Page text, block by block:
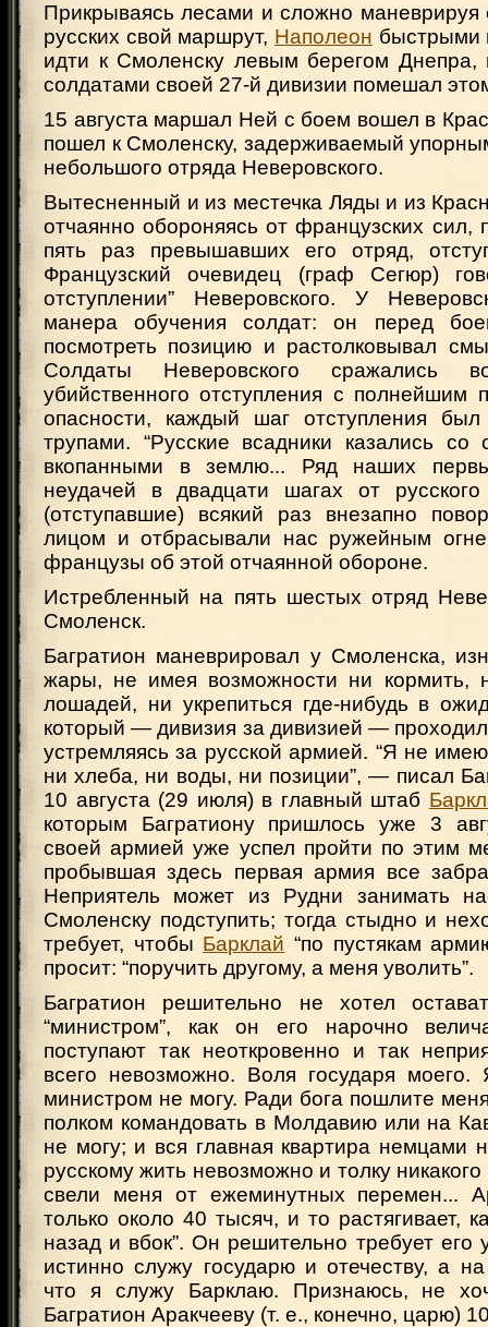
Прикрываясь лесами и сложно маневрируя
русских свой маршрут, Наполеон быстрыми
идти к Смоленску левым берегом Днепра,
солдатами своей 27-й дивизии помешал
15 августа маршал Ней с боем вошел в
пошел к Смоленску, задерживаемый
небольшого отряда Неверовского.
Вытесненный и из местечка Ляды и из
отчаянно обороняясь от французских сил,
пять раз превышавших его отряд,
Французский очевидец (граф Сегюр)
отступлении” Неверовского. У
манера обучения солдат: он перед
посмотреть позицию и растолковывал
Солдаты Неверовского сражались
убийственного отступления с полнейшим
опасности, каждый шаг отступления был
трупами. “Русские всадники казались
вкопанными в землю... Ряд наших
неудачей в двадцати шагах от
(отступавшие) всякий раз внезапно
лицом и отбрасывали нас ружейным
французы об этой отчаянной обороне.
Истребленный на пять шестых отряд
Смоленск.
Багратион маневрировал у Смоленска,
жары, не имея возможности ни кормить,
лошадей, ни укрепиться где-нибудь в
который — дивизия за дивизией —
устремляясь за русской армией. “Я не
ни хлеба, ни воды, ни позиции”, — писал
10 августа (29 июля) в главный штаб
которым Багратиону пришлось уже 3
своей армией уже успел пройти по этим
пробывшая здесь первая армия все
Неприятель может из Рудни занимать
Смоленску подступить; тогда стыдно и
требует, чтобы Барклай “по пустякам
просит: “поручить другому, а меня уволить”.
Багратион решительно не хотел
“министром”, как он его нарочно
поступают так неоткровенно и так
всего невозможно. Воля государя
министром не могу. Ради бога пошлите
полком командовать в Молдавию или на
не могу; и вся главная квартира немцами
русскому жить невозможно и толку
свели меня от ежеминутных перемен...
только около 40 тысяч, и то растягивает,
назад и вбок”. Он решительно требует его
истинно служу государю и отечеству, а
что я служу Барклаю. Признаюсь, не
Багратион Аракчееву (т. е., конечно, царю)